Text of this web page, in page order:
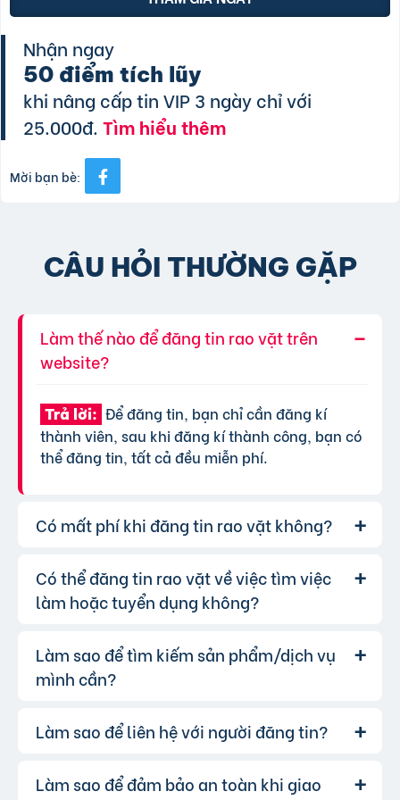
Nhận ngay
50 điểm tích lũy
khi nâng cấp tin VIP 3 ngày chỉ với
25.000đ.Tìm hiểu thêm
Mời bạn bè:
CÂU HỎI THƯỜNG GẶP
Làm thế nào để đăng tin rao vặt trên
website?
Trả lời: Để đăng tin, bạn chỉ cần đăng kí
thành viên, sau khi đăng kí thành công, bạn có
thể đăng tin, tất cả đều miễn phí.
Có mất phí khi đăng tin rao vặt không?
Trả lời: Chúng tôi cung cấp gói đăng tin miễn
phí cơ bản cho tất cả người dùng. Tuy nhiên, để
thị, bạn có thể lựa chọn các gói dịch vụ nâng
cấp với chi phí hợp lý, xem thêmphí dịch vụ tin
VIP.
Có thể đăng tin rao vặt về việc tìm việc
làm hoặc tuyển dụng không?
Trả lời: Hoàn toàn có thể. Website của chúng
tôi hỗ trợ đăng tin tuyển dụng và tìm việc làm.
đủ thông tin.
Làm sao để tìm kiếm sản phẩm/dịch vụ
mình cần?
Trả lời: Bạn có thể sử dụng công cụ tìm kiếm
phẩm/dịch vụ bạn muốn tìm. Để lọc kết quả
chính xác hơn, bạn có thể chọn thêm danh mục
Làm sao để liên hệ với người đăng tin?
Trả lời: Khi bạn tìm thấy tin rao vặt phù hợp,
Làm sao để đảm bảo an toàn khi giao